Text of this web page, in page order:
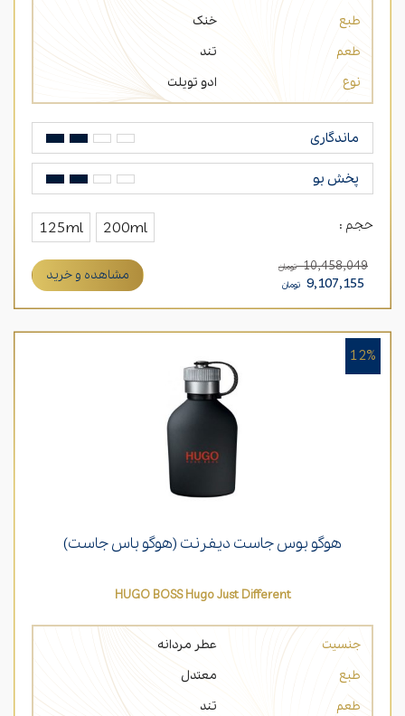
طبع
خنک
طعم
تند
نوع
ادو تویلت
ماندگاری
پخش بو
حجم : 200ml
125ml
10,458,049 تومان
9,107,155 تومان
مشاهده و خرید
هوگو بوس جاست دیفرنت (هوگو باس جاست)
HUGO BOSS Hugo Just Different
جنسیت
عطر مردانه
طبع
معتدل
طعم
تند
12%